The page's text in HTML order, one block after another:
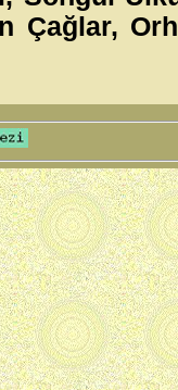
Çağlar,